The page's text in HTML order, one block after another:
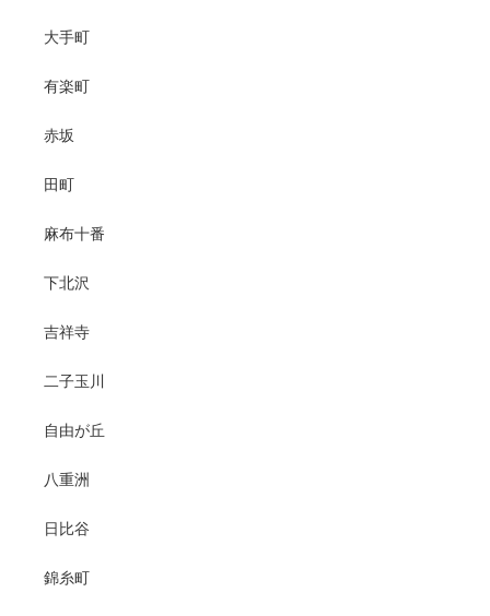
大手町
有楽町
赤坂
田町
麻布十番
下北沢
吉祥寺
二子玉川
自由が丘
八重洲
日比谷
錦糸町